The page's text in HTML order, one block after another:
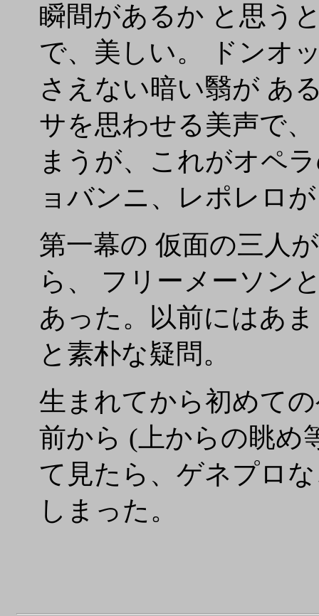
瞬間があるか と思う
で、美しい。 ドンオ
さえない暗い翳が あ
サを思わせる美声で
まうが、これがオペ
ョバンニ、レポレロ
第一幕の 仮面の三人
ら、 フリーメーソン
あった。以前にはあ
と素朴な疑問。
生まれてから初めて
前から (上からの眺め
て見たら、ゲネプロ
しまった。